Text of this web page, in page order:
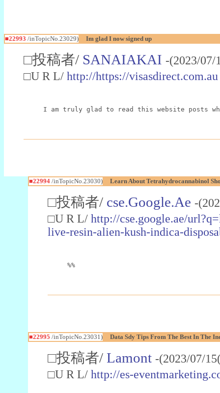
■22993 /inTopicNo.23029) Im glad I now signed up
□投稿者/ SANAIAKAI -(2023/
□U R L/ http://https://visasdirect.com.au
I am truly glad to read this website posts
■22994/inTopicNo.23030) Learn About Tetrahydrocannabinol
□投稿者/ cse.Google.Ae -
□U R L/ http://cse.google.ae/
live-resin-alien-kush-indica-
%%
■22995 /inTopicNo.23031) Data Sdy Tips From The Best In The
□投稿者/ Lamont -(2023/07/
□U R L/ http://es-